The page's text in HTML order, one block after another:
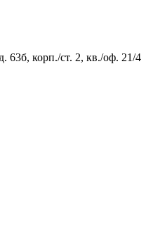
63б, корп./ст. 2, кв./оф. 21/4